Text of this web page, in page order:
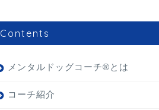
Contents
メンタルドッグコーチ®とは
コーチ紹介